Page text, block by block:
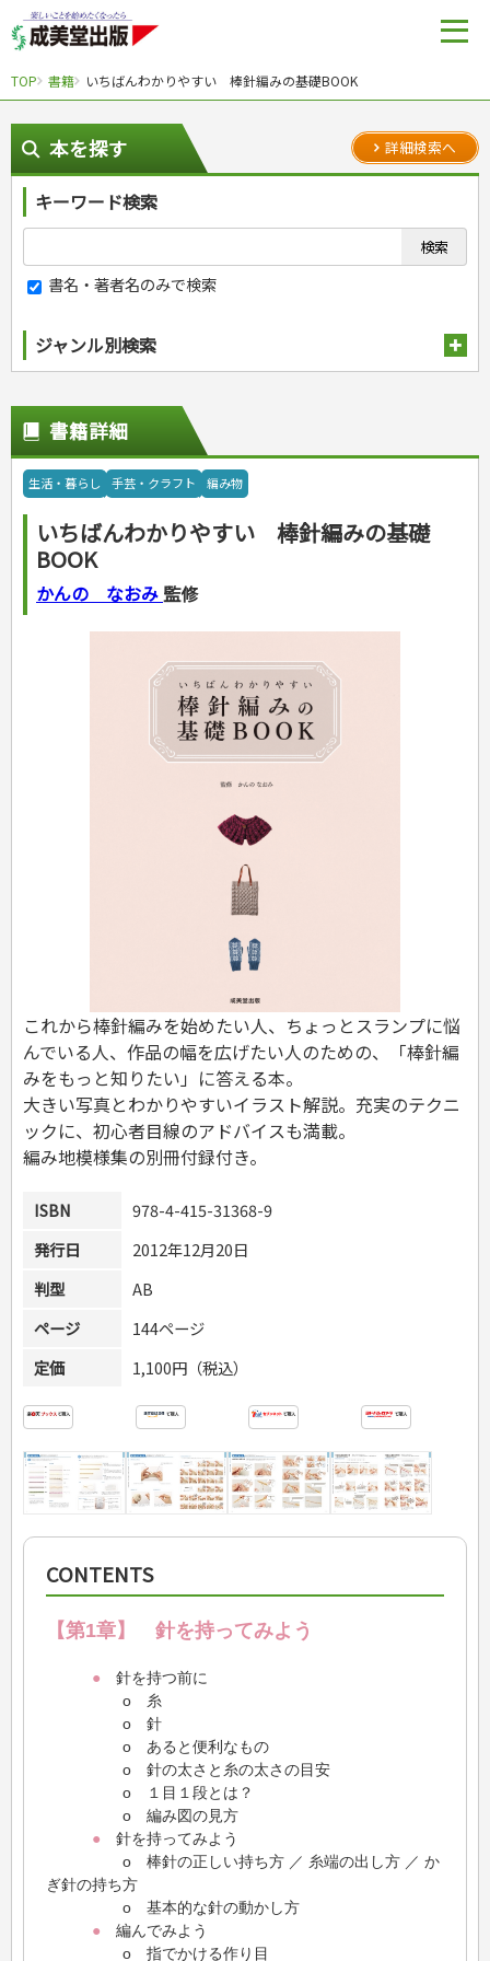
TOP 書籍 いちばんわかりやすい 棒針編みの基礎BOOK
本を探す 詳細検索へ
キーワード検索
書名・著者名のみで検索
ジャンル別検索
スポーツ
スポーツルール
野球
ゴルフ
ジュニアスポーツ
その他スポーツ
自然・アウトドア・ペット
アウトドア
犬・猫
園芸・野菜づくり
雑学
娯楽・ゲーム・占い
ナンプレ
ゲーム・マジック
家相・風水・占い
カルチャー・芸術・趣味
音楽・楽器
趣味・鑑賞・カメラ
絵画・デッサン
辞典
語学・旅行会話
運転免許
原付・二輪
普通免許
生活・暮らし
料理
料理・レシピ
各国料理
お弁当
調理器具クッキング
お菓子・ケーキ・パン
手芸・クラフト
ソーイング
クラフト
インテリア・ハウジング
収納・掃除・暮らし
美容・ファッション
ダイエット・エクササイズ
着物・着つけ
冠婚葬祭・手紙・ペン字
手紙・ペン字
妊娠・出産・育児
離乳食・幼児食・こどもレシピ
健康と保育
家庭医学・健康
ツボ・マッサージ
家庭医学・病気
健康知識
栄養事典
看護・介護
看護一般
介護一般
保育・教育
パネルシアター
指導マニュアル
こどもの本
児童一般
おりがみ・あやとり
なぞなぞ・ゲーム
占い・心理ゲーム
のりもの・ずかん
音と光のでる絵本
学参・ドリル
夏休みドリル
総復習ドリル
学習・地図
えんぴつちょう
就職活動
就職活動
就職試験
資格試験
英語検定・TOEIC
漢字検定・数学検定
ケアマネジャー
介護・社会福祉士
消防設備士
登録販売者
その他資格試験
マネー・株・資産
簿記・経理・税金・保険
その他ビジネス
プラチナダイアリー プレステージ
書籍詳細
生活・暮らし 手芸・クラフト 編み物
いちばんわかりやすい 棒針編みの基礎
BOOK
かんの なおみ 監修
これから棒針編みを始めたい人、ちょっとスランプに悩
んでいる人、作品の幅を広げたい人のための、「棒針編
みをもっと知りたい」に答える本。
大きい写真とわかりやすいイラスト解説。充実のテクニ
ックに、初心者目線のアドバイスも満載。
編み地模様集の別冊付録付き。
ISBN
978-4-415-31368-9
発行日
2012年12月20日
判型
AB
ページ
144ページ
定価
1,100円（税込）
CONTENTS
【第1章】 針を持ってみよう
● 針を持つ前に
o 糸
o 針
o あると便利なもの
o 針の太さと糸の太さの目安
o １目１段とは？
o 編み図の見方
● 針を持ってみよう
o 棒針の正しい持ち方 ／ 糸端の出し方 ／ か
ぎ針の持ち方
o 基本的な針の動かし方
● 編んでみよう
o 指でかける作り目